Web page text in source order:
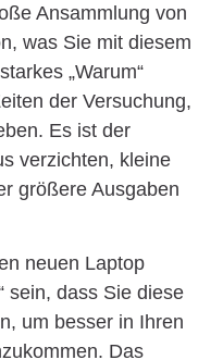
Ansammlung von
was Sie mit diesem
„Warum“
der Versuchung,
Es ist der
verzichten, kleine
größere Ausgaben
neuen Laptop
sein, dass Sie diese
um besser in Ihren
Das